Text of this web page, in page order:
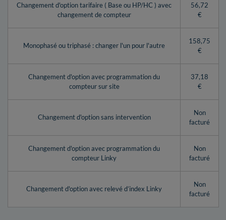
Changement d'option tarifaire ( Base ou HP/HC ) avec
changement de compteur
56,72
€
Monophasé ou triphasé : changer l'un pour l'autre
158,75
€
Changement d'option avec programmation du
compteur sur site
37,18
€
Changement d'option sans intervention
Non
facturé
Changement d'option avec programmation du
compteur Linky
Non
facturé
Changement d'option avec relevé d’index Linky
Non
facturé